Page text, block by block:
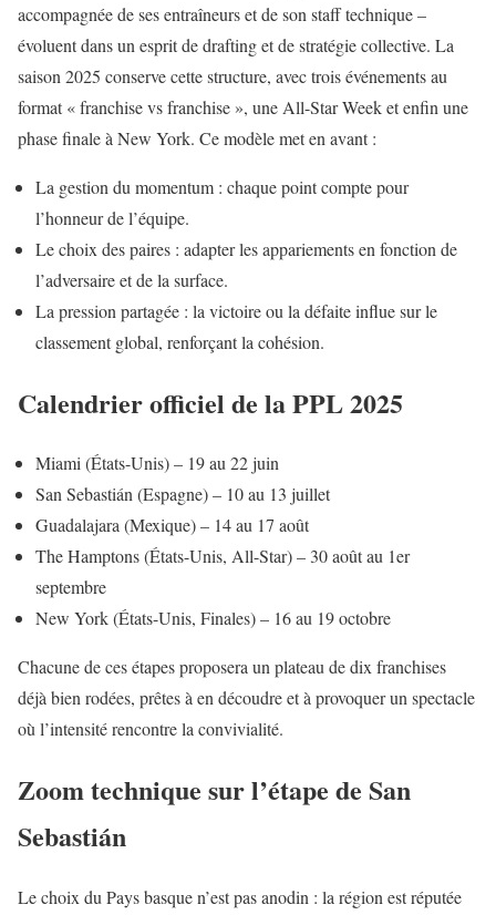
accompagnée de ses entraîneurs et de son staff technique –
évoluent dans un esprit de drafting et de stratégie collective. La
saison 2025 conserve cette structure, avec trois événements au
format « franchise vs franchise », une All-Star Week et enfin une
phase finale à New York. Ce modèle met en avant :
La gestion du momentum : chaque point compte pour
l’honneur de l’équipe.
Le choix des paires : adapter les appariements en fonction de
l’adversaire et de la surface.
La pression partagée : la victoire ou la défaite influe sur le
classement global, renforçant la cohésion.
Calendrier officiel de la PPL 2025
Miami (États-Unis) – 19 au 22 juin
San Sebastián (Espagne) – 10 au 13 juillet
Guadalajara (Mexique) – 14 au 17 août
The Hamptons (États-Unis, All-Star) – 30 août au 1er
septembre
New York (États-Unis, Finales) – 16 au 19 octobre
Chacune de ces étapes proposera un plateau de dix franchises
déjà bien rodées, prêtes à en découdre et à provoquer un spectacle
où l’intensité rencontre la convivialité.
Zoom technique sur l’étape de San
Sebastián
Le choix du Pays basque n’est pas anodin : la région est réputée